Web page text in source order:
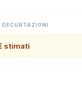
DECURTAZIONI
stimati